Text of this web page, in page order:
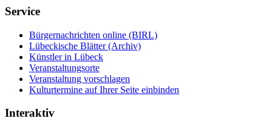
Service
Bürgernachrichten online (BIRL)
Lübeckische Blätter (Archiv)
Künstler in Lübeck
Veranstaltungsorte
Veranstaltung vorschlagen
Kulturtermine auf Ihrer Seite einbinden
Interaktiv